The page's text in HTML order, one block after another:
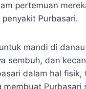
pertemuan
Purbasari.
mandi di
sembuh, dan
dalam hal fisik,
Purbasari